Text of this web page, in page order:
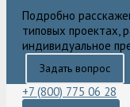
Подробно
типовых проектах,
индивидуальное
Задать вопрос
+7 (800) 775 06 28